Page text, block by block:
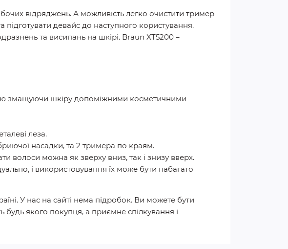
відряджень. А можливість легко очистити тример
девайс до наступного користування.
та висипань на шкірі. Braun XT5200 –
змащуючи шкіру допоміжними косметичними
леза.
насадки, та 2 тримера по краям.
волоси можна як зверху вниз, так і знизу вверх.
і використовування їх може бути набагато
У нас на сайті нема підробок. Ви можете бути
будь якого покупця, а приємне спілкування і